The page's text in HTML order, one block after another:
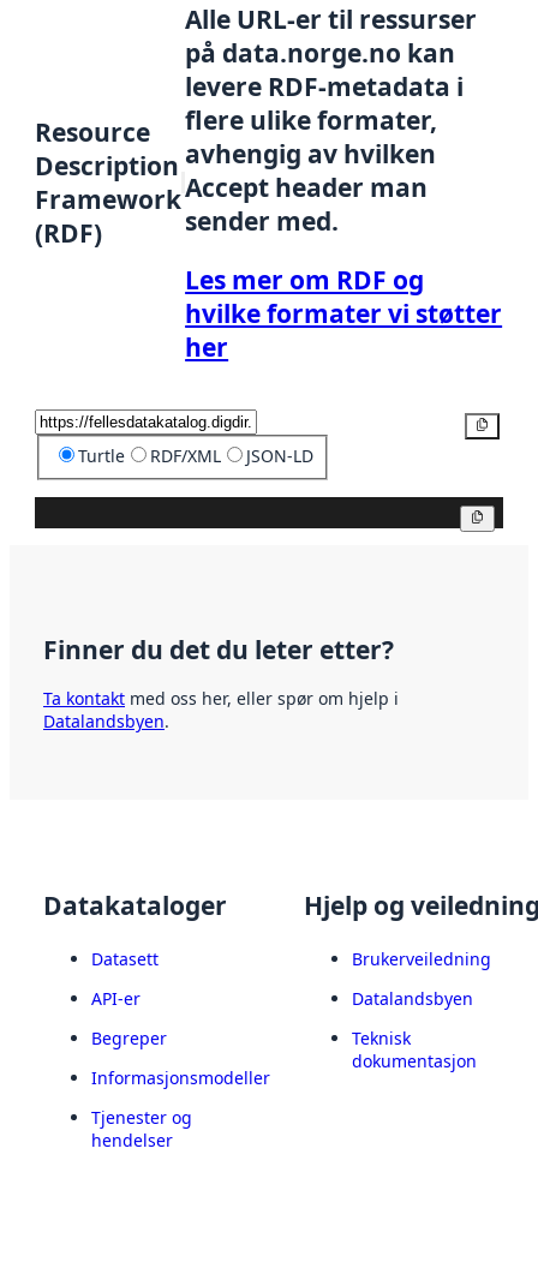
Resource
Description
Framework
(RDF)
Alle URL-er til ressurser
på data.norge.no kan
levere RDF-metadata i
flere ulike formater,
avhengig av hvilken
Accept header man
sender med.
Les mer om RDF og
hvilke formater vi støtter
her
Turtle RDF/XML JSON-LD
Finner du det du leter etter?
Ta kontakt med oss her, eller spør om hjelp i
Datalandsbyen.
Datakataloger
Datasett
API-er
Begreper
Informasjonsmodeller
Tjenester og
hendelser
Hjelp og
Brukerveiledning
Datalandsbyen
Teknisk
dokumentasjon